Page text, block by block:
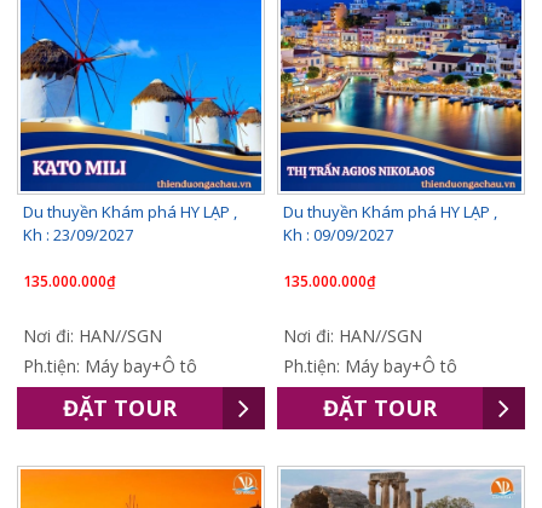
Du thuyền Khám phá HY LẠP ,
Kh : 23/09/2027
135.000.000₫
Nơi đi: HAN//SGN
Ph.tiện: Máy bay+Ô tô
ĐẶT TOUR
Du thuyền Khám phá HY LẠP ,
Kh : 09/09/2027
135.000.000₫
Nơi đi: HAN//SGN
Ph.tiện: Máy bay+Ô tô
ĐẶT TOUR